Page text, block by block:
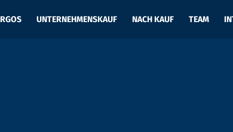
UNTERNEHMENSKAUF NACH KAUF TEAM